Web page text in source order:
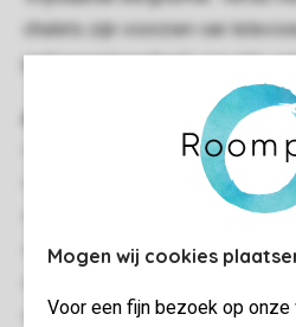
Mogen wij cookies
Voor een fijn bezoek op
chalets zijn voorzien van
parkeergelegenheid voor één
Gelijkvloers
Gratis wifi